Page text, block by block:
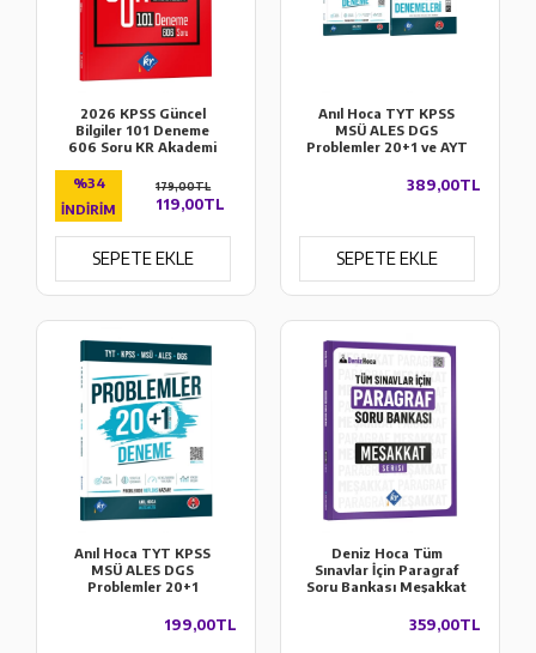
2026 KPSS Güncel
Bilgiler 101 Deneme
606 Soru KR Akademi
%34
İNDIRIM
119,00TL
179,00TL
SEPETE EKLE
Anıl Hoca TYT KPSS
MSÜ ALES DGS
Problemler 20+1 ve AYT
Seti KR Akademi389,00TL
SEPETE EKLE
Anıl Hoca TYT KPSS
MSÜ ALES DGS
Problemler 20+1
Yayınları199,00TL
Deniz Hoca Tüm
Sınavlar İçin Paragraf
Soru Bankası Meşakkat
Yayınları359,00TL